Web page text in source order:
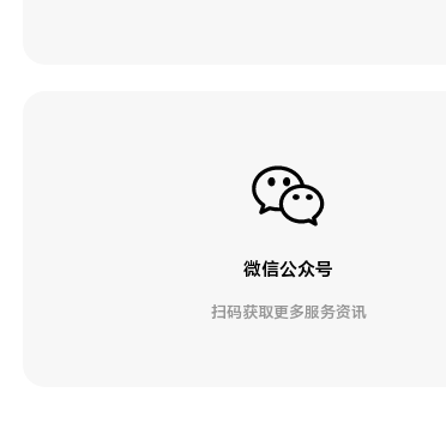
微信公众号
扫码获取更多服务资讯